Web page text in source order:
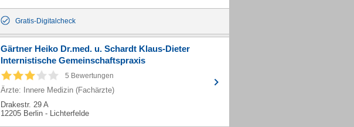
Gratis-Digitalcheck
Gärtner Heiko Dr.med. u. Schardt Klaus-Dieter
Internistische Gemeinschaftspraxis
5 Bewertungen
Ärzte: Innere Medizin (Fachärzte)
Drakestr. 29 A
12205 Berlin - Lichterfelde